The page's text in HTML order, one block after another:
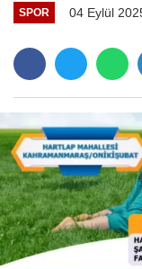
SPOR 04 Eylül